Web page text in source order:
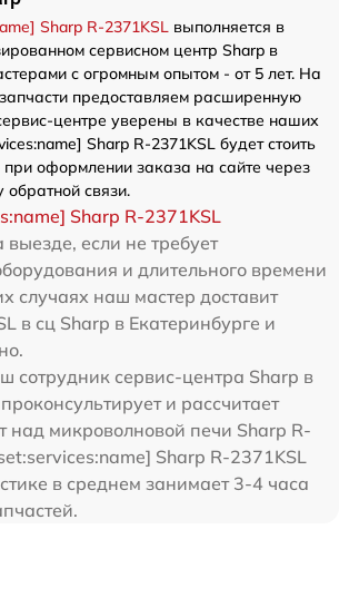
Sharp R-2371KSL выполняется в
сервисном центр Sharp в
с огромным опытом - от 5 лет. На
предоставляем расширенную
центре уверены в качестве наших
Sharp R-2371KSL будет стоить
оформлении заказа на сайте через
связи.
Sharp R-2371KSL
выезде, если не требует
и длительного времени
случаях наш мастер доставит
в сц Sharp в Екатеринбурге и
сотрудник сервис-центра Sharp в
и рассчитает
над микроволновой печи Sharp R-
Sharp R-2371KSL
в среднем занимает 3-4 часа